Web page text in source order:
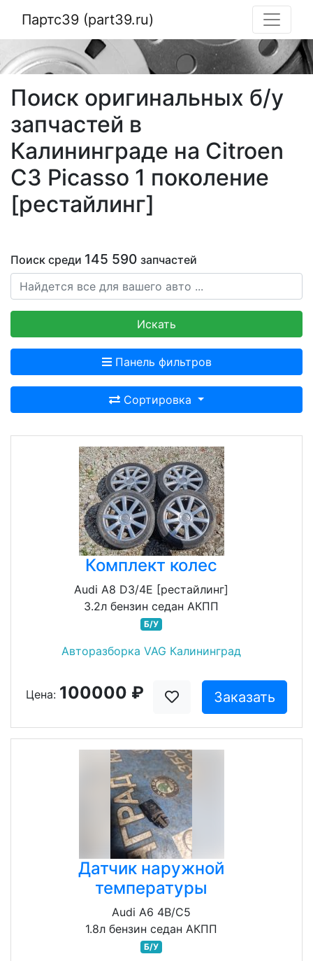
Партс39 (part39.ru)
Поиск оригинальных б/у
запчастей в
Калининграде на Citroen
C3 Picasso 1 поколение
[рестайлинг]
Поиск среди 145 590 запчастей
Искать
Панель фильтров
Сортировка
Комплект колес
Audi A8 D3/4E [рестайлинг]
3.2л бензин седан АКПП
Б/У
Авторазборка VAG Калининград
Цена: 100000 ₽ Заказать
Датчик наружной
температуры
Audi A6 4B/C5
1.8л бензин седан АКПП
Б/У